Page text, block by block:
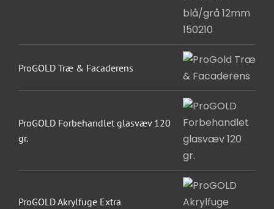
ProGOLD Træ & Facaderens
ProGOLD Forbehandlet glasvæv 120
gr.
ProGOLD Akrylfuge Extra